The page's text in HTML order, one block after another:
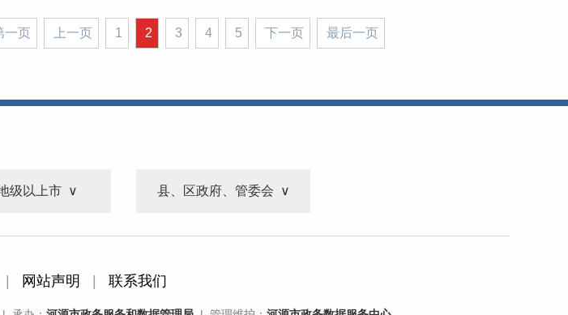
一页 上一页 1 2 3 4 5 下一页 最后一页
级以上市 县、区政府、管委会
网站声明 联系我们